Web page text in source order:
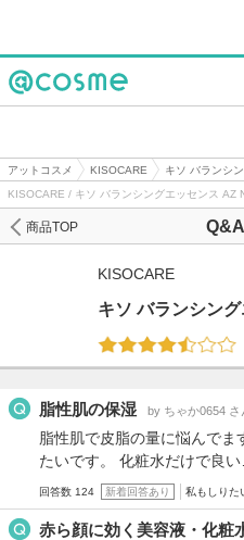
アットコスメ KISOCARE キソ バランシ
KISOCARE / キソ バランシングエッセンス AZ
商品TOP
KISOCARE
キソ バランシン
脂性肌の保湿 by ちゃか0654 さ
脂性肌で皮脂の量に悩んでま
たいです。 化粧水だけで良い
回答数 124 新着回答あり 私もしりた
赤ら顔に効く美容液・化粧